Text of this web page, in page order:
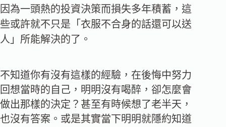
因為一頭熱的投資決策而損失多年積蓄，這
些或許就不只是「衣服不合身的話還可以送
人」所能解決的了。
不知道你有沒有這樣的經驗，在後悔中努力
回想當時的自己，明明沒有喝醉，卻怎麼會
做出那樣的決定？甚至有時候想了老半天，
也沒有答案。或是其實當下明明就隱約知道